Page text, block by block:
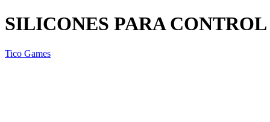
SILICONES PARA CONTROL
Tico Games